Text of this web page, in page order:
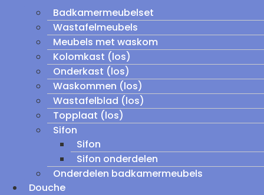
Badkamermeubelset
Wastafelmeubels
Meubels met waskom
Kolomkast (los)
Onderkast (los)
Waskommen (los)
Wastafelblad (los)
Topplaat (los)
Sifon
Sifon
Sifon onderdelen
Onderdelen badkamermeubels
Douche